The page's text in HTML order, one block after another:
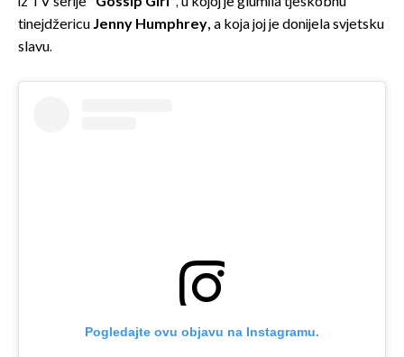
tinejdžericuJenny Humphrey, a koja joj je donijela svjetsku
slavu.
Pogledajte ovu objavu na Instagramu.